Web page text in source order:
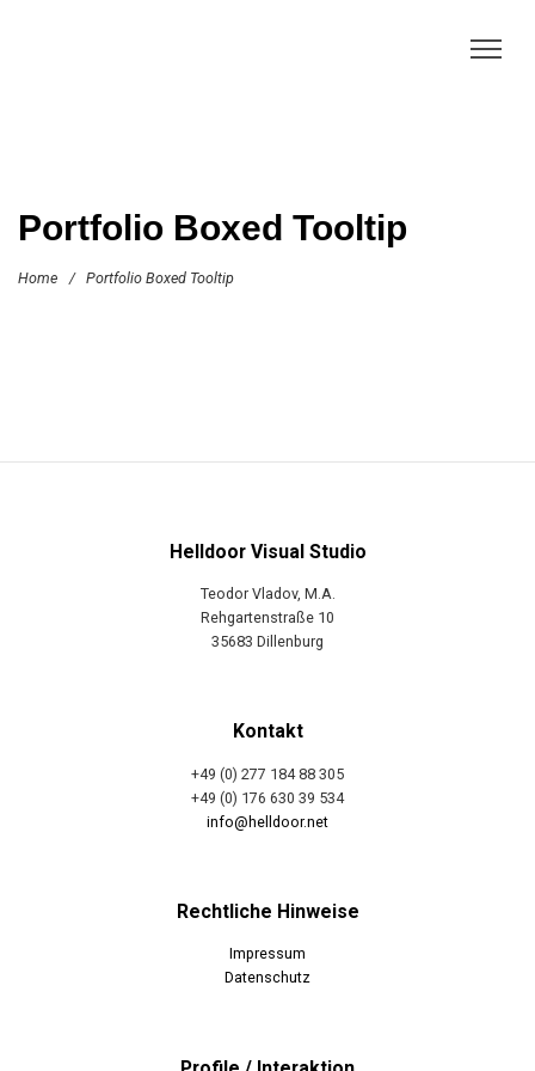
Portfolio Boxed Tooltip
Home / Portfolio Boxed Tooltip
Helldoor Visual Studio
Teodor Vladov, M.A.
Rehgartenstraße 10
35683 Dillenburg
Kontakt
+49 (0) 277 184 88 305
+49 (0) 176 630 39 534
info@helldoor.net
Rechtliche Hinweise
Impressum
Datenschutz